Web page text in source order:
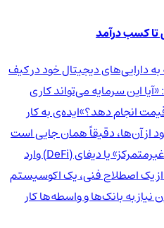
دارایی‌های دیجیتال خود در کیف
این سرمایه می‌تواند کاری
انجام دهد؟»ایده‌ی به کار
از آن‌ها، دقیقاً همان جایی است
که دنیای هیجان‌انگیز «امور مالی غیرمتمرکز» یا دیفای (DeFi) وارد
یک اصطلاح فنی، یک اکوسیستم
به بانک‌ها و واسطه‌ها کار